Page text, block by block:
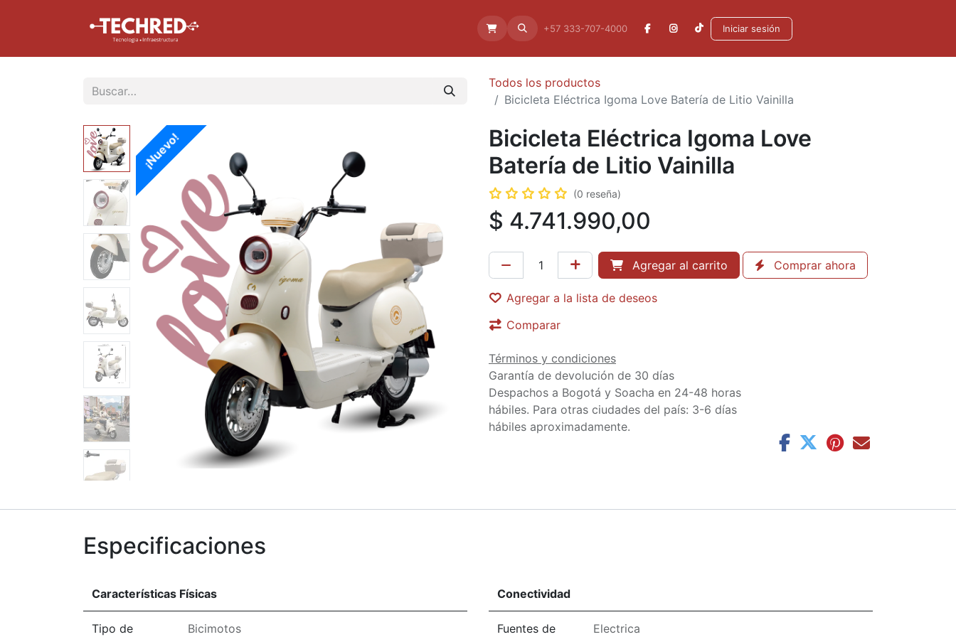
Aliados +57 333-707-4000 Iniciar sesión
Todos los productos
Bicicleta Eléctrica Igoma Love Batería de Litio Vainilla
¡Nuevo!
Bicicleta Eléctrica Igoma Love
Batería de Litio Vainilla
(0 reseña)
$ 4.741.990,00
Agregar al carrito Comprar ahora
Agregar a la lista de deseos
Comparar
Términos y condiciones
Garantía de devolución de 30 días
Despachos a Bogotá y Soacha en 24-48 horas
hábiles. Para otras ciudades del país: 3-6 días
hábiles aproximadamente.
Especificaciones
Características Físicas
Tipo de Bicimotos
Conectividad
Fuentes de Electrica